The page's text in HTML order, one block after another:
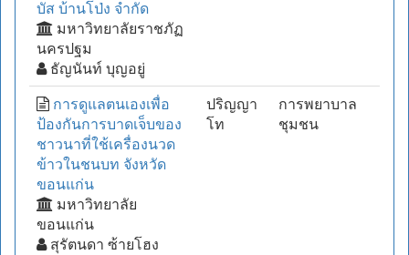
บัส บ้านโป่ง จำกัด
มหาวิทยาลัยราชภัฏ
นครปฐม
ธัญนันท์ บุญอยู่
การดูแลตนเองเพื่อ
ป้องกันการบาดเจ็บของ
ชาวนาที่ใช้เครื่องนวด
ข้าวในชนบท จังหวัด
ขอนแก่น
มหาวิทยาลัย
ขอนแก่น
สุรัตนดา ซ้ายโฮง
ปริญญา
โท
การพยาบาล
ชุมชน